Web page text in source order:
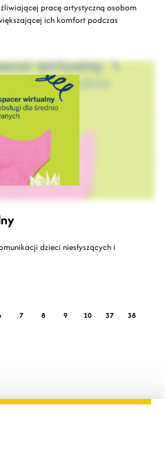
pracę artystyczną osobom
ich komfort podczas
dzieci niesłyszących i
7 8 9 10 37 38